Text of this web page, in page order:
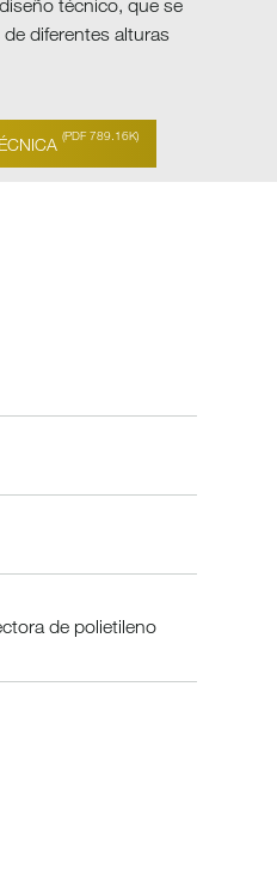
diferentes alturas
(PDF 789.16K)
de polietileno